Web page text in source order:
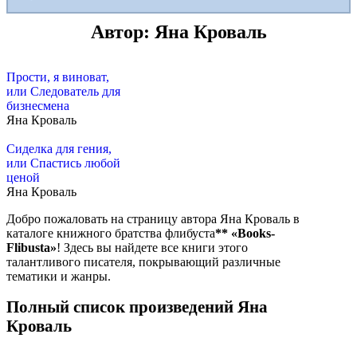
Автор: Яна Кроваль
Прости, я виноват,
или Следователь для
бизнесмена
Яна Кроваль
Сиделка для гения,
или Спастись любой
ценой
Яна Кроваль
Добро пожаловать на страницу автора Яна Кроваль в
каталоге книжного братства флибуста** «Books-
Flibusta»! Здесь вы найдете все книги этого
талантливого писателя, покрывающий различные
тематики и жанры.
Полный список произведений Яна
Кроваль